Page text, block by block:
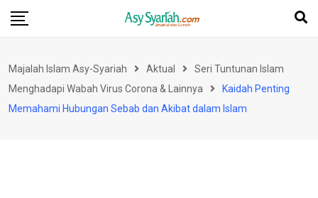
Skip
Majalah Islam Asy-Syariah Aktual
Seri Tuntunan Islam
Menghadapi Wabah Virus Corona & Lainnya
Kaidah Penting
Memahami Hubungan Sebab dan Akibat dalam Islam